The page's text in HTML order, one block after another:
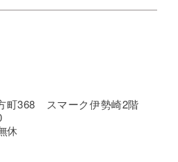
町368 スマーク伊勢崎2階
休